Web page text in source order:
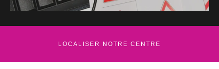
LOCALISER NOTRE CENTRE